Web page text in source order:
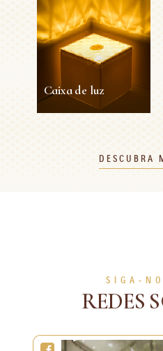
Caixa de luz
1 person Fácil
DESCUBRA
SIGA-
REDES